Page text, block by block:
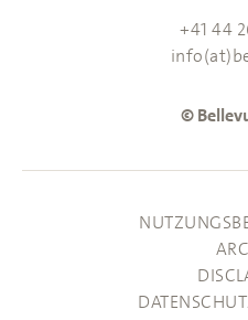
+41 44
©